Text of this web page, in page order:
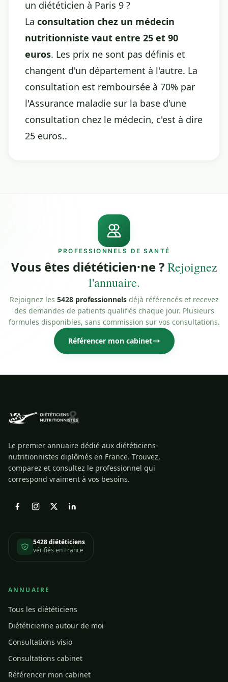
un diététicien à Paris 9 ?
La consultation chez un médecin
nutritionniste vaut entre 25 et 90
euros. Les prix ne sont pas définis et
changent d'un département à l'autre. La
consultation est remboursée à 70% par
l'Assurance maladie sur la base d'une
consultation chez le médecin, c'est à dire
25 euros..
PROFESSIONNELS DE SANTÉ
Vous êtes diététicien·ne ?Rejoignez
l'annuaire.
Rejoignez les 5428 professionnelsdéjà référencés et recevez
des demandes de patients qualifiés chaque jour. Plusieurs
formules disponibles, sans commission sur vos consultations.
Référencer mon cabinet
Le premier annuaire dédié aux diététiciens-
nutritionnistes diplômés en France. Trouvez,
comparez et consultez le professionnel qui
correspond vraiment à vos besoins.
5428 diététiciens
vérifiés en France
ANNUAIRE
Tous les diététiciens
Diététicienne autour de moi
Consultations visio
Consultations cabinet
Référencer mon cabinet